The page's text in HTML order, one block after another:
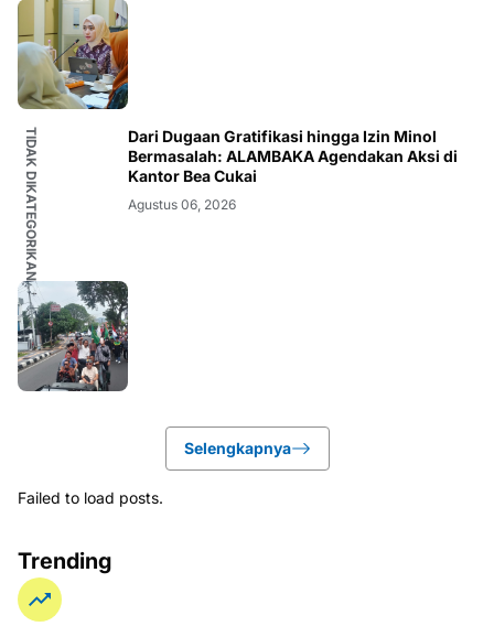
TIDAK DIKATEGORIKAN
Dari Dugaan Gratifikasi hingga Izin Minol
Bermasalah: ALAMBAKA Agendakan Aksi di
Kantor Bea Cukai
Agustus 06, 2026
Selengkapnya
Failed to load posts.
Trending